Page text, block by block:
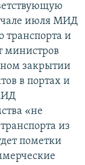
июля МИД
транспорта и
министров
закрытии
в портах и
«не
из
пометки